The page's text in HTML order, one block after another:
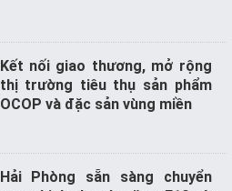
Kết nối giao thương, mở rộng
thị trường tiêu thụ sản phẩm
OCOP và đặc sản vùng miền
Hải Phòng sẵn sàng chuyển